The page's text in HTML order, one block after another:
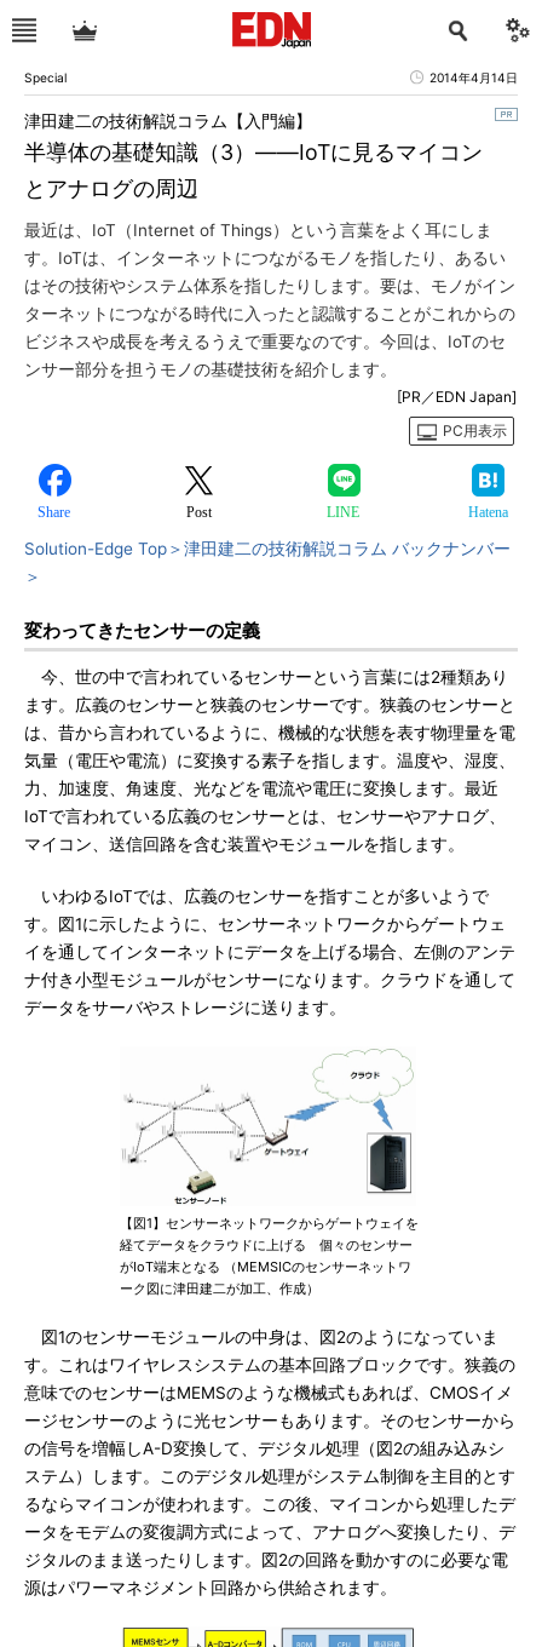
Special 2014年4月14日
半導体の基礎知識（3）――IoTに見るマイコン
とアナログの周辺
津田建二の技術解説コラム【入門編】
最近は、IoT（Internet of Things）という言葉をよく耳にしま
す。IoTは、インターネットにつながるモノを指したり、あるい
はその技術やシステム体系を指したりします。要は、モノがイン
ターネットにつながる時代に入ったと認識することがこれからの
ビジネスや成長を考えるうえで重要なのです。今回は、IoTのセ
ンサー部分を担うモノの基礎技術を紹介します。
[PR／EDN Japan]
PC用表示
Share Post LINE Hatena
Solution-Edge Top＞津田建二の技術解説コラム バックナンバー
＞
変わってきたセンサーの定義
今、世の中で言われているセンサーという言葉には2種類あり
ます。広義のセンサーと狭義のセンサーです。狭義のセンサーと
は、昔から言われているように、機械的な状態を表す物理量を電
気量（電圧や電流）に変換する素子を指します。温度や、湿度、
力、加速度、角速度、光などを電流や電圧に変換します。最近
IoTで言われている広義のセンサーとは、センサーやアナログ、
マイコン、送信回路を含む装置やモジュールを指します。
いわゆるIoTでは、広義のセンサーを指すことが多いようで
す。図1に示したように、センサーネットワークからゲートウェ
イを通してインターネットにデータを上げる場合、左側のアンテ
ナ付き小型モジュールがセンサーになります。クラウドを通して
データをサーバやストレージに送ります。
【図1】センサーネットワークからゲートウェイを
経てデータをクラウドに上げる 個々のセンサー
がIoT端末となる （MEMSICのセンサーネットワ
ーク図に津田建二が加工、作成）
図1のセンサーモジュールの中身は、図2のようになっていま
す。これはワイヤレスシステムの基本回路ブロックです。狭義の
意味でのセンサーはMEMSのような機械式もあれば、CMOSイメ
ージセンサーのように光センサーもあります。そのセンサーから
の信号を増幅しA-D変換して、デジタル処理（図2の組み込みシ
ステム）します。このデジタル処理がシステム制御を主目的とす
るならマイコンが使われます。この後、マイコンから処理したデ
ータをモデムの変復調方式によって、アナログへ変換したり、デ
ジタルのまま送ったりします。図2の回路を動かすのに必要な電
源はパワーマネジメント回路から供給されます。